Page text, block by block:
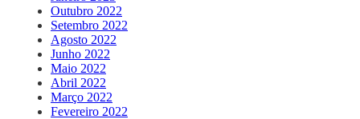
Outubro 2022
Setembro 2022
Agosto 2022
Junho 2022
Maio 2022
Abril 2022
Março 2022
Fevereiro 2022